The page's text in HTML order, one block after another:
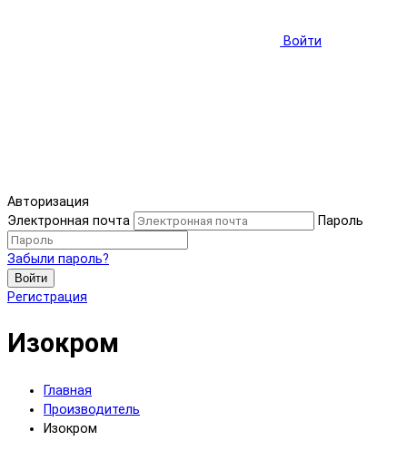
Войти
Авторизация
Электронная почта
Пароль
Забыли пароль?
Войти
Регистрация
Изокром
Главная
Производитель
Изокром